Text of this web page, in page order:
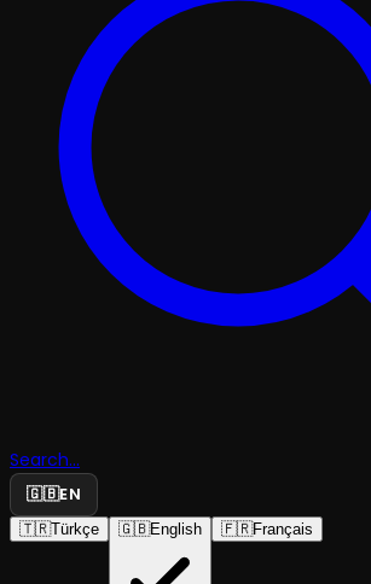
Search...
🇬🇧EN
🇹🇷Türkçe 🇬🇧English 🇫🇷Français